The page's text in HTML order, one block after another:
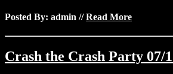
Posted By: admin //Read More
Crash the Crash Party 07/